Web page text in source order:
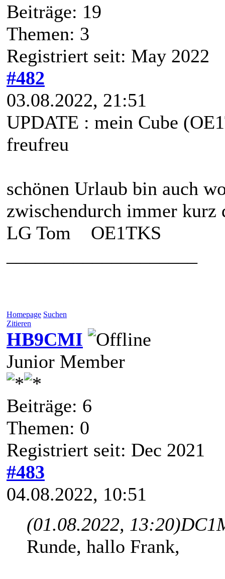
Beiträge: 19
Themen: 3
Registriert seit: May 2022
#482
03.08.2022, 21:51
UPDATE : mein Cube
freufreu
schönen Urlaub bin auch
zwischendurch immer kurz
LG Tom OE1TKS
Homepage Suchen
Zitieren
HB9CMI
Junior Member
Beiträge: 6
Themen: 0
Registriert seit: Dec 2021
#483
04.08.2022, 10:51
(01.08.2022, 13:20)
Runde, hallo Frank,